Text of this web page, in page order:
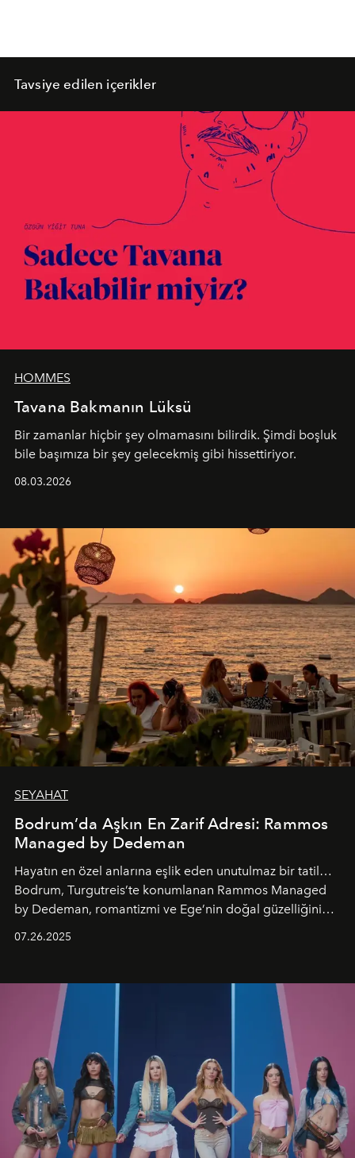
Tavsiye edilen içerikler
HOMMES
Tavana Bakmanın Lüksü
Bir zamanlar hiçbir şey olmamasını bilirdik. Şimdi boşluk
bile başımıza bir şey gelecekmiş gibi hissettiriyor.
08.03.2026
SEYAHAT
Bodrum’da Aşkın En Zarif Adresi: Rammos
Managed by Dedeman
Hayatın en özel anlarına eşlik eden unutulmaz bir tatil…
Bodrum, Turgutreis’te konumlanan Rammos Managed
by Dedeman, romantizmi ve Ege’nin doğal güzelliğini
07.26.2025